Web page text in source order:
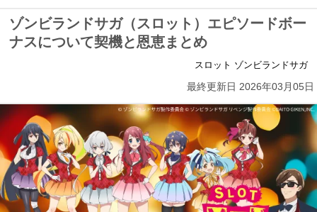
ゾンビランドサガ（スロット）エピソードボー
ナスについて契機と恩恵まとめ
スロット ゾンビランドサガ
最終更新日 2026年03月05日